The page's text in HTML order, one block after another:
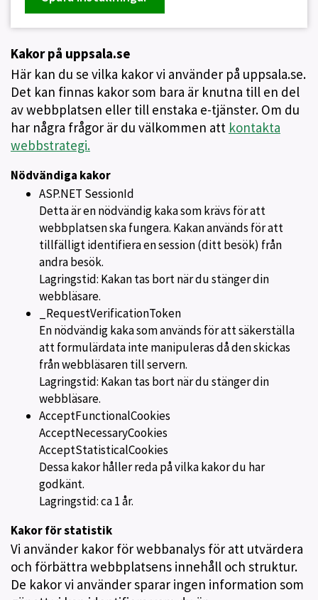
Kakor på uppsala.se
Här kan du se vilka kakor vi använder på uppsala.se.
Det kan finnas kakor som bara är knutna till en del
av webbplatsen eller till enstaka e-tjänster. Om du
har några frågor är du välkommen att kontakta
webbstrategi.
Nödvändiga kakor
ASP.NET SessionId
Detta är en nödvändig kaka som krävs för att
webbplatsen ska fungera. Kakan används för att
tillfälligt identifiera en session (ditt besök) från
andra besök.
Lagringstid: Kakan tas bort när du stänger din
webbläsare.
_RequestVerificationToken
En nödvändig kaka som används för att säkerställa
att formulärdata inte manipuleras då den skickas
från webbläsaren till servern.
Lagringstid: Kakan tas bort när du stänger din
webbläsare.
AcceptFunctionalCookies
AcceptNecessaryCookies
AcceptStatisticalCookies
Dessa kakor håller reda på vilka kakor du har
godkänt.
Lagringstid: ca 1 år.
Kakor för statistik
Vi använder kakor för webbanalys för att utvärdera
och förbättra webbplatsens innehåll och struktur.
De kakor vi använder sparar ingen information som